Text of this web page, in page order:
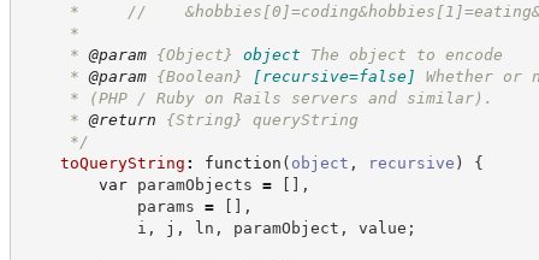
*     //
*
* @param {Object} object
The object to encode
* @param {Boolean} [recursive=false]
Whether
* (PHP / Ruby on Rails servers and similar).
* @return {String}
queryString
*/
toQueryString : function ( object , recursive )
{
var paramObjects = [ ] ,
params = [ ] ,
i , j , ln , paramObject , value ;